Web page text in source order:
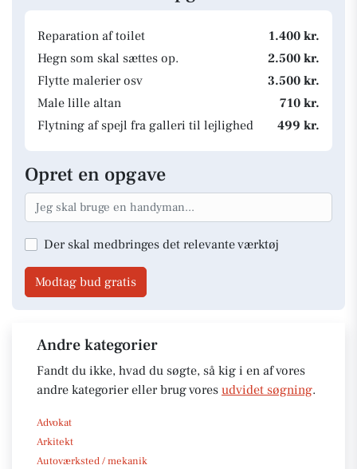
Reparation af toilet
1.400 kr.
Hegn som skal sættes op.
2.500 kr.
Flytte malerier osv
3.500 kr.
Male lille altan
710 kr.
Flytning af spejl fra galleri til lejlighed
499 kr.
Opret en opgave
Der skal medbringes det relevante værktøj
Modtag bud gratis
Andre kategorier
Fandt du ikke, hvad du søgte, så kig i en af vores
andre kategorier eller brug vores udvidet søgning.
Advokat
Arkitekt
Autoværksted / mekanik